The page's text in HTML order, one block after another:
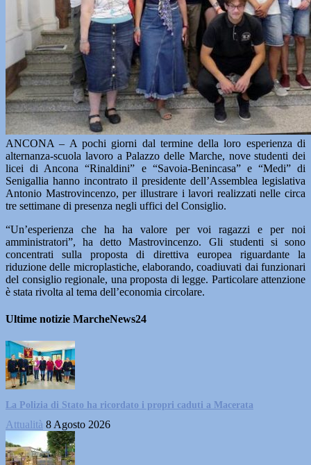
ANCONA – A pochi giorni dal termine della loro esperienza di
alternanza-scuola lavoro a Palazzo delle Marche, nove studenti dei
licei di Ancona “Rinaldini” e “Savoia-Benincasa” e “Medi” di
Senigallia hanno incontrato il presidente dell’Assemblea legislativa
Antonio Mastrovincenzo, per illustrare i lavori realizzati nelle circa
tre settimane di presenza negli uffici del Consiglio.
“Un’esperienza che ha ha valore per voi ragazzi e per noi
amministratori”, ha detto Mastrovincenzo. Gli studenti si sono
concentrati sulla proposta di direttiva europea riguardante la
riduzione delle microplastiche, elaborando, coadiuvati dai funzionari
del consiglio regionale, una proposta di legge. Particolare attenzione
è stata rivolta al tema dell’economia circolare.
Ultime notizie MarcheNews24
La Polizia di Stato ha ricordato i propri caduti a Macerata
Attualità 8 Agosto 2026